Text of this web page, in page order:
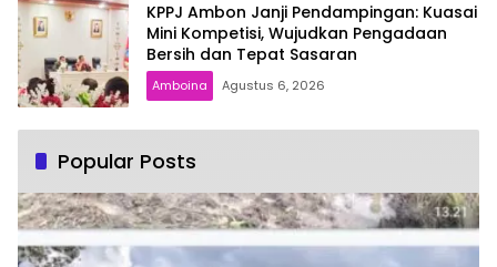
KPPJ Ambon Janji Pendampingan: Kuasai
Mini Kompetisi, Wujudkan Pengadaan
Bersih dan Tepat Sasaran
Amboina Agustus 6, 2026
Popular Posts